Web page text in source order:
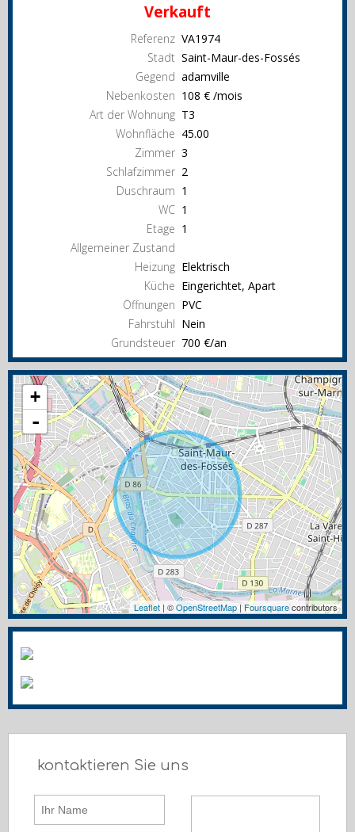
Verkauft
Referenz VA1974
Stadt Saint-Maur-des-Fossés
Gegend adamville
Nebenkosten 108 € /mois
Art der Wohnung T3
Wohnfläche 45.00
Zimmer 3
Schlafzimmer 2
Duschraum 1
WC 1
Etage 1
Allgemeiner Zustand
Heizung Elektrisch
Küche Eingerichtet, Apart
Öffnungen PVC
Fahrstuhl Nein
Grundsteuer 700 €/an
+
-
Leaflet| ©OpenStreetMap| Foursquarecontributors
kontaktieren Sie uns